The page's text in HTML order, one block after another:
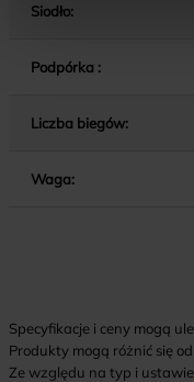
Siodło:
Podpórka :
Liczba biegów:
Waga:
Specyfikacje i ceny mogą
Produkty mogą różnić się
Ze względu na typ i